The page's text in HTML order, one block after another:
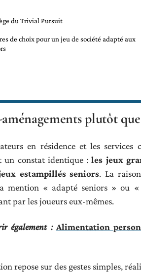
du Trivial Pursuit
de choix pour un jeu de société adapté aux
plutôt
en résidence et les
un constat identique :les jeux
estampillés seniors. La
mention « adapté seniors » ou «
par les joueurs eux-mêmes.
également : Alimentation
repose sur des gestes simples,